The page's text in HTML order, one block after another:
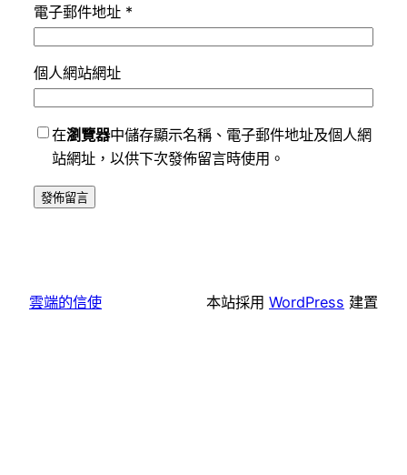
電子郵件地址 *
個人網站網址
在瀏覽器中儲存顯示名稱、電子郵件地址及個人網
站網址，以供下次發佈留言時使用。
雲端的信使 本站採用 WordPress 建置